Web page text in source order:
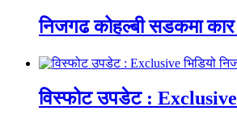
निजगढ कोहल्बी सडकमा
विस्फोट उपडेट : Exclusive